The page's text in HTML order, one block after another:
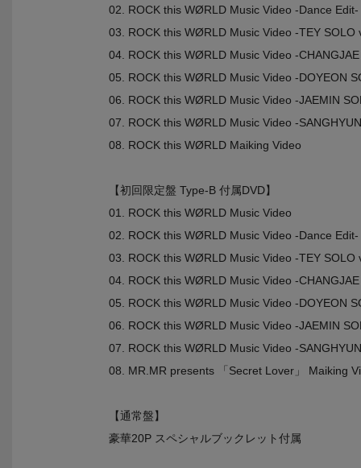
02. ROCK this WØRLD Music Video -Dance Edit-
03. ROCK this WØRLD Music Video -TEY SOLO
04. ROCK this WØRLD Music Video -
05. ROCK this WØRLD Music Video -DOYEON
06. ROCK this WØRLD Music Video -JAEMIN
07. ROCK this WØRLD Music Video -
08. ROCK this WØRLD Maiking Video
【初回限定盤 Type-B 付属DVD】
01. ROCK this WØRLD Music Video
02. ROCK this WØRLD Music Video -Dance Edit-
03. ROCK this WØRLD Music Video -TEY SOLO
04. ROCK this WØRLD Music Video -
05. ROCK this WØRLD Music Video -DOYEON
06. ROCK this WØRLD Music Video -JAEMIN
07. ROCK this WØRLD Music Video -
08. MR.MR presents 「Secret Lover」 Maiking
【通常盤】
豪華20P スペシャルブックレット付属